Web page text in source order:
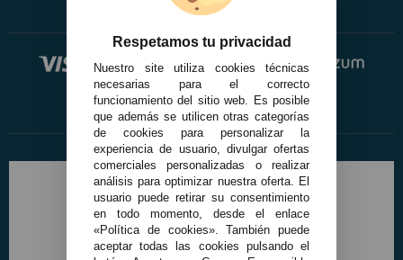
Respetamos tu privacidad
Nuestro site utiliza cookies técnicas
necesarias para el correcto
funcionamiento del sitio web. Es posible
que además se utilicen otras categorías
de cookies para personalizar la
experiencia de usuario, divulgar ofertas
comerciales personalizadas o realizar
análisis para optimizar nuestra oferta. El
usuario puede retirar su consentimiento
en todo momento, desde el enlace
«Política de cookies». También puede
aceptar todas las cookies pulsando el